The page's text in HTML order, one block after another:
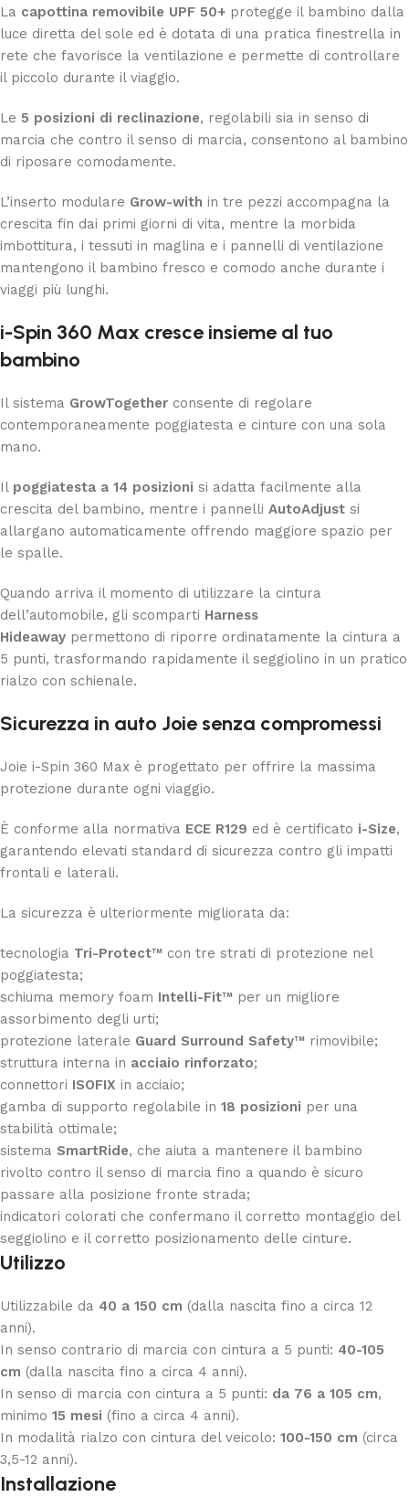
La capottina removibile UPF 50+ protegge il bambino dalla
luce diretta del sole ed è dotata di una pratica finestrella in
rete che favorisce la ventilazione e permette di controllare
il piccolo durante il viaggio.
Le 5 posizioni di reclinazione, regolabili sia in senso di
marcia che contro il senso di marcia, consentono al bambino
di riposare comodamente.
L’inserto modulare Grow-with in tre pezzi accompagna la
crescita fin dai primi giorni di vita, mentre la morbida
imbottitura, i tessuti in maglina e i pannelli di ventilazione
mantengono il bambino fresco e comodo anche durante i
viaggi più lunghi.
i-Spin 360 Max cresce insieme al tuo
bambino
Il sistema GrowTogether consente di regolare
contemporaneamente poggiatesta e cinture con una sola
mano.
Il poggiatesta a 14 posizioni si adatta facilmente alla
crescita del bambino, mentre i pannelli AutoAdjust si
allargano automaticamente offrendo maggiore spazio per
le spalle.
Quando arriva il momento di utilizzare la cintura
dell’automobile, gli scomparti Harness
Hideaway permettono di riporre ordinatamente la cintura a
5 punti, trasformando rapidamente il seggiolino in un pratico
rialzo con schienale.
Sicurezza in auto Joie senza compromessi
Joie i-Spin 360 Max è progettato per offrire la massima
protezione durante ogni viaggio.
È conforme alla normativa ECE R129 ed è certificato i-Size,
garantendo elevati standard di sicurezza contro gli impatti
frontali e laterali.
La sicurezza è ulteriormente migliorata da:
tecnologia Tri-Protect™ con tre strati di protezione nel
poggiatesta;
schiuma memory foam Intelli-Fit™ per un migliore
assorbimento degli urti;
protezione laterale Guard Surround Safety™ rimovibile;
struttura interna in acciaio rinforzato;
connettori ISOFIX in acciaio;
gamba di supporto regolabile in 18 posizioni per una
stabilità ottimale;
sistema SmartRide, che aiuta a mantenere il bambino
rivolto contro il senso di marcia fino a quando è sicuro
passare alla posizione fronte strada;
indicatori colorati che confermano il corretto montaggio del
seggiolino e il corretto posizionamento delle cinture.
Utilizzo
Utilizzabile da 40 a 150 cm (dalla nascita fino a circa 12
anni).
In senso contrario di marcia con cintura a 5 punti: 40-105
cm (dalla nascita fino a circa 4 anni).
In senso di marcia con cintura a 5 punti: da 76 a 105 cm,
minimo 15 mesi (fino a circa 4 anni).
In modalità rialzo con cintura del veicolo: 100-150 cm (circa
3,5-12 anni).
Installazione